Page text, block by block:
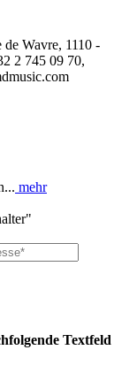
Wavre, 1110 -
2 745 09 70,
mehr
Textfeld